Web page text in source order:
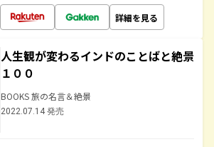
詳細を見る
人生観が変わるインドのことばと絶景
１００
BOOKS 旅の名言＆絶景
2022.07.14 発売